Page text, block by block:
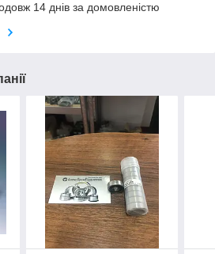
14 днів за домовленістю